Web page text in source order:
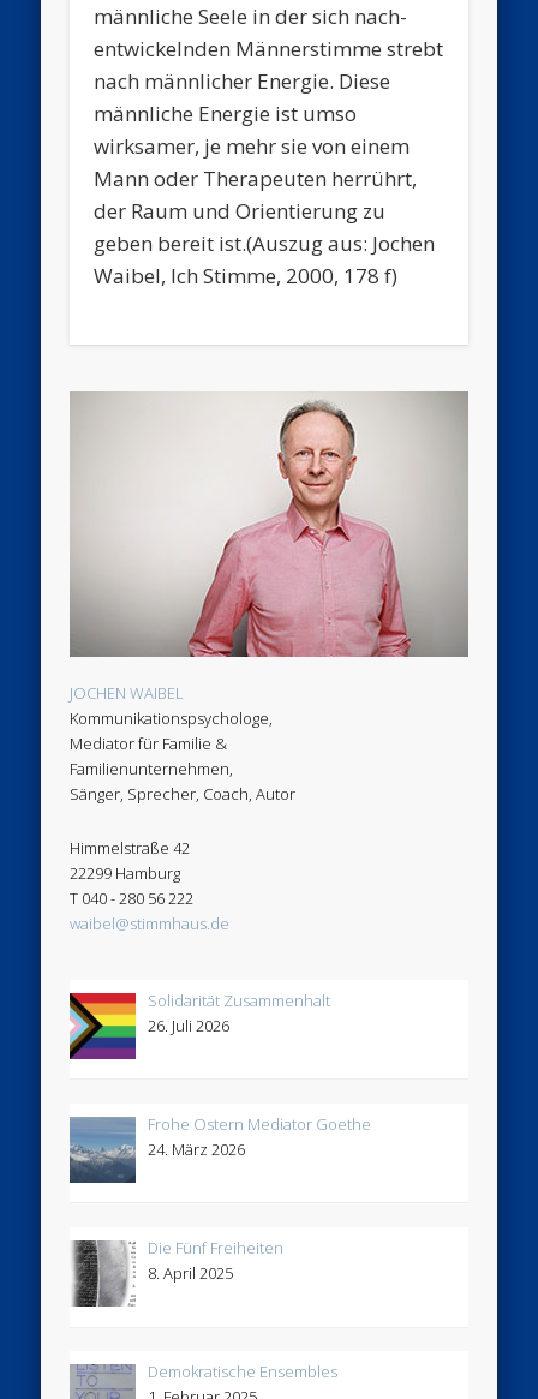
männliche Seele in der sich nach-
entwickelnden Männerstimme strebt
nach männlicher Energie. Diese
männliche Energie ist umso
wirksamer, je mehr sie von einem
Mann oder Therapeuten herrührt,
der Raum und Orientierung zu
geben bereit ist.(Auszug aus: Jochen
Waibel, Ich Stimme, 2000, 178 f)
JOCHEN WAIBEL
Kommunikationspsychologe,
Mediator für Familie &
Familienunternehmen,
Sänger, Sprecher, Coach, Autor
Himmelstraße 42
22299 Hamburg
T 040 - 280 56 222
waibel@stimmhaus.de
Solidarität Zusammenhalt
26. Juli 2026
Frohe Ostern Mediator Goethe
24. März 2026
Die Fünf Freiheiten
8. April 2025
Demokratische Ensembles